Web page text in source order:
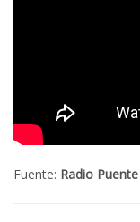
Fuente: Radio Puente